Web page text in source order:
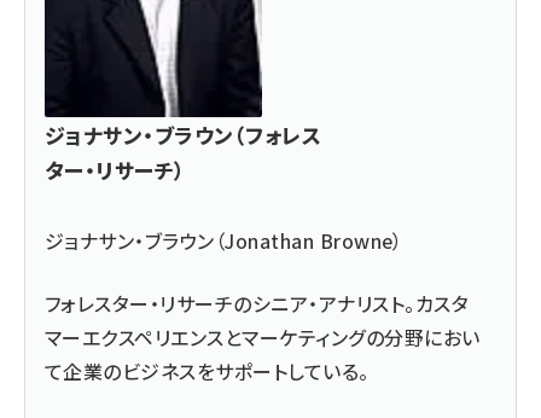
ジョナサン・ブラウン（フォレス
ター・リサーチ）
ジョナサン・ブラウン（Jonathan Browne）
フォレスター・リサーチのシニア・アナリスト。カスタ
マーエクスペリエンスとマーケティングの分野におい
て企業のビジネスをサポートしている。